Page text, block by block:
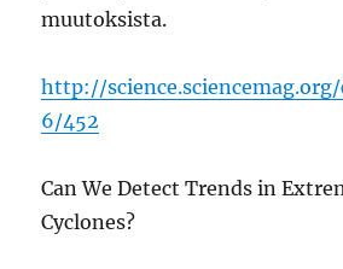
muutoksista.
http://
6/452
Can We Detect Trends in
Cyclones?